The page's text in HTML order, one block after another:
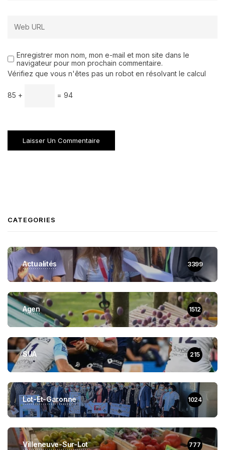
Enregistrer mon nom, mon e-mail et mon site dans le
navigateur pour mon prochain commentaire.
Vérifiez que vous n'êtes pas un robot en résolvant le calcul
85 + = 94
CATEGORIES
Actualités 3399
Agen 1512
SUA 215
Lot-Et-Garonne 1024
Villeneuve-Sur-Lot 777